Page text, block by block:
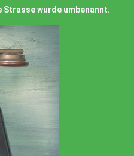
wurde umbenannt.